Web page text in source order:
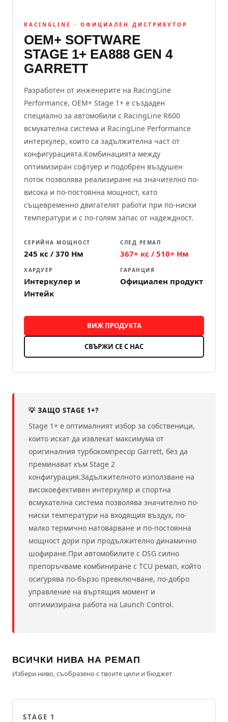
RACINGLINE · ОФИЦИАЛЕН ДИСТРИБУТОР
ОЕМ+ SOFTWARE
STAGE 1+ ЕА888 GEN 4
GARRETT
Разработен от инженерите на RacingLine
Performance, OEM+ Stage 1+ е създаден
специално за автомобили с RacingLine R600
всмукателна система и RacingLine Performance
интеркулер, които са задължителна част от
конфигурацията.Комбинацията между
оптимизиран софтуер и подобрен въздушен
поток позволява реализиране на значително по-
висока и по-постоянна мощност, като
същевременно двигателят работи при по-ниски
температури и с по-голям запас от надеждност.
СЕРИЙНА МОЩНОСТ
245 кс / 370 Нм
СЛЕД РЕМАП
367+ кс / 510+ Нм
ХАРДУЕР
Интеркулер и
Интейк
ГАРАНЦИЯ
Официален продукт
ВИЖ ПРОДУКТА
СВЪРЖИ СЕ С НАС
💡 ЗАЩО STAGE 1+?
Stage 1+ е оптималният избор за собственици,
които искат да извлекат максимума от
оригиналния турбокомпресор Garrett, без да
преминават към Stage 2
конфигурация.Задължителното използване на
високоефективен интеркулер и спортна
всмукателна система позволява значително по-
ниски температури на входящия въздух, по-
малко термично натоварване и по-постоянна
мощност дори при продължително динамично
шофиране.При автомобилите с DSG силно
препоръчваме комбиниране с TCU ремап, който
осигурява по-бързо превключване, по-добро
управление на въртящия момент и
оптимизирана работа на Launch Control.
ВСИЧКИ НИВА НА РЕМАП
Избери ниво, съобразено с твоите цели и бюджет
STAGE 1